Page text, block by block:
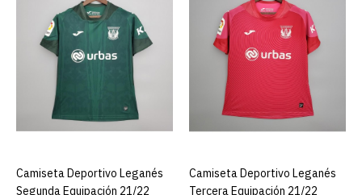
ADD TO COMPARE
ADD TO WISHLIST
Camiseta Club Deportivo
Leganés Tercera
Equipación 22/23
AGREGAR AL CARRO
Camiseta Deportivo Leganés
Segunda Equipación 21/22
AGREGAR AL CARRO
Camiseta Deportivo Leganés
Tercera Equipación 21/22